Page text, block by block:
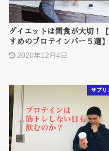
ダイエットは間食が大切！
すめのプロテインバー５選】
2020年12月4日
サプリ